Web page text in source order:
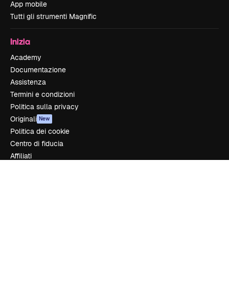
App mobile
Tutti gli strumenti Magnific
Inizia
Academy
Documentazione
Assistenza
Termini e condizioni
Politica sulla privacy
Originali New
Politica dei cookie
Centro di fiducia
Affiliati